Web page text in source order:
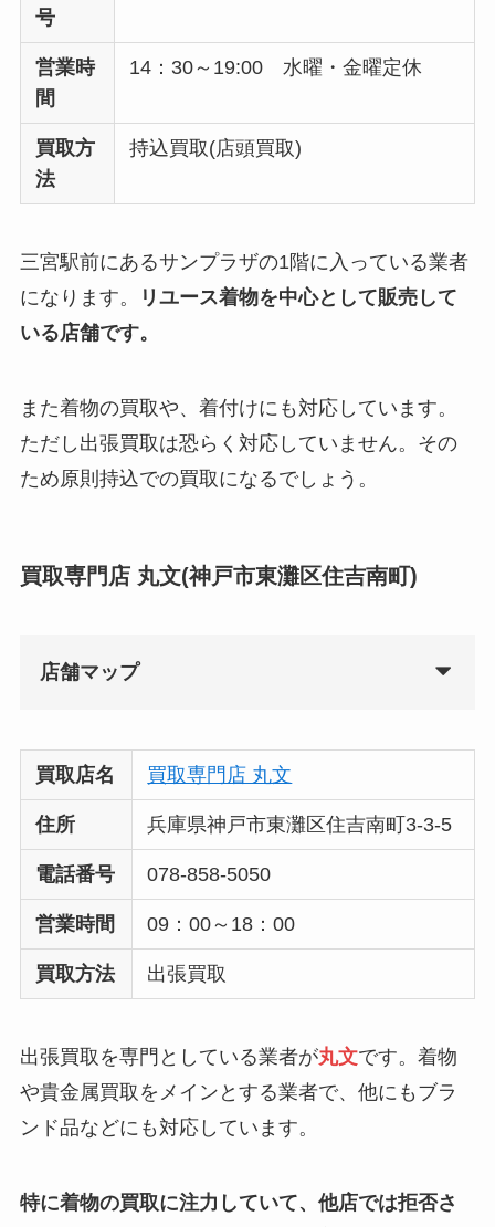
号
営業時
間
14：30～19:00 水曜・金曜定休
買取方
法
持込買取(店頭買取)
三宮駅前にあるサンプラザの1階に入っている業者
になります。
リユース着物を中心として販売して
いる店舗です。
また着物の買取や、着付けにも対応しています。
ただし出張買取は恐らく対応していません。その
ため原則持込での買取になるでしょう。
買取専門店 丸文(神戸市東灘区住吉南町)
店舗マップ
買取店名 買取専門店 丸文
住所 兵庫県神戸市東灘区住吉南町3-3-5
電話番号 078-858-5050
営業時間 09：00～18：00
買取方法 出張買取
出張買取を専門としている業者が丸文です。着物
や貴金属買取をメインとする業者で、他にもブラ
ンド品などにも対応しています。
特に着物の買取に注力していて、他店では拒否さ